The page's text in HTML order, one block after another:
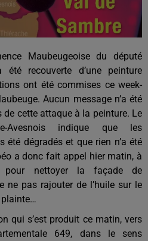
Maubeugeoise du député
été
recouverte d’une peinture
ont été commises ce week-
Aucun message n’a été
cette attaque à la peinture. Le
indique que
les
été dégradés et que rien n’a été
a donc fait appel hier matin, à
pour nettoyer
la façade
de
ne pas rajouter de l’huile sur le
plainte…
qui s’est produit ce matin, vers
649, dans le sens